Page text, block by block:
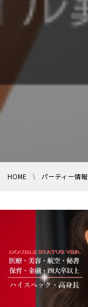
HOME パーティー情報